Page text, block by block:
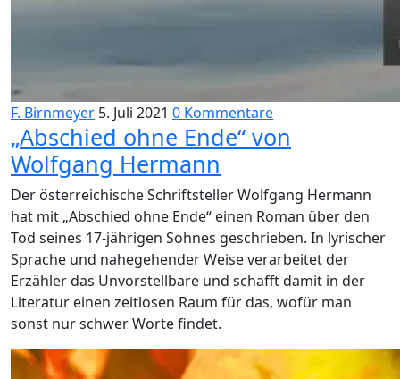
F. Birnmeyer 5. Juli 2021 0 Kommentare
„Abschied ohne Ende“ von
Wolfgang Hermann
Der österreichische Schriftsteller Wolfgang Hermann
hat mit „Abschied ohne Ende“ einen Roman über den
Tod seines 17-jährigen Sohnes geschrieben. In lyrischer
Sprache und nahegehender Weise verarbeitet der
Erzähler das Unvorstellbare und schafft damit in der
Literatur einen zeitlosen Raum für das, wofür man
sonst nur schwer Worte findet.